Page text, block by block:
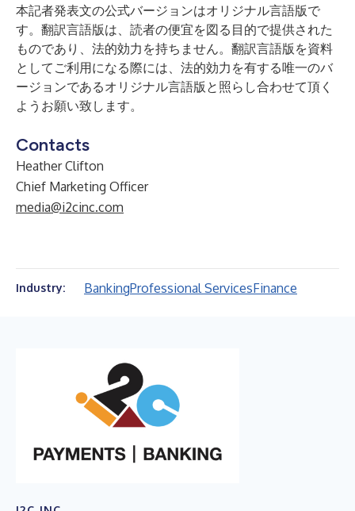
本記者発表文の公式バージョンはオリジナル言語版で
す。翻訳言語版は、読者の便宜を図る目的で提供された
ものであり、法的効力を持ちません。翻訳言語版を資料
としてご利用になる際には、法的効力を有する唯一のバ
ージョンであるオリジナル言語版と照らし合わせて頂く
ようお願い致します。
Contacts
Heather Clifton
Chief Marketing Officer
media@i2cinc.com
Industry: BankingProfessional ServicesFinance